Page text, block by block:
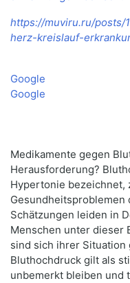
https://muviru.ru/
herz-kreislauf-
Google
Google
Medikamente gegen
Herausforderung?
Hypertonie bezeichnet,
Gesundheitsproblemen
Schätzungen leiden in
Menschen unter dieser
sind sich ihrer Situation
Bluthochdruck gilt als
unbemerkt bleiben und